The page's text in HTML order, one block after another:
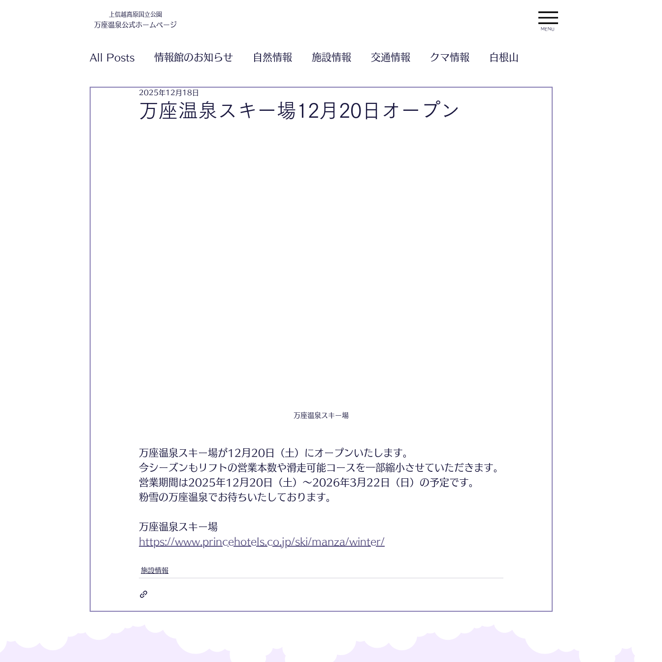
上信越高原国立公園
万座温泉公式ホームページ
MENU
All Posts 情報館のお知らせ 自然情報 施設情報 交通情報 クマ情報 白根山
万座温泉スキー場12月20日オープン
2025年12月18日
万座温泉スキー場
万座温泉スキー場が12月20日（土）にオープンいたします。
今シーズンもリフトの営業本数や滑走可能コースを一部縮小させていただきます。
営業期間は2025年12月20日（土）～2026年3月22日（日）の予定です。
粉雪の万座温泉でお待ちいたしております。
万座温泉スキー場
https://www.princehotels.co.jp/ski/manza/winter/
施設情報